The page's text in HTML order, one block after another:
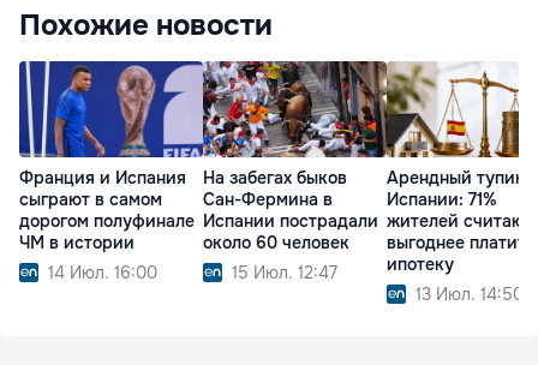
Похожие новости
Франция и Испания
сыграют в самом
дорогом полуфинале
ЧМ в истории
14 Июл. 16:00
На забегах быков
Сан-Фермина в
Испании пострадали
около 60 человек
15 Июл. 12:47
Арендный тупик в
Испании: 71%
жителей
выгоднее платить
ипотеку
13 Июл. 14:50